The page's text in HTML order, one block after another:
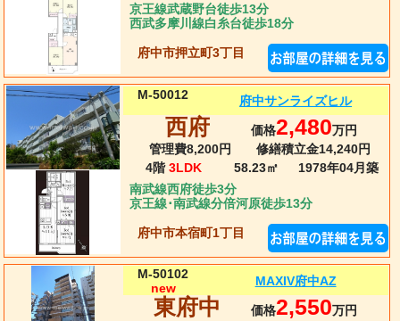
京王線武蔵野台徒歩13分
西武多摩川線白糸台徒歩18分
府中市押立町3丁目
M-50012 府中サンライズヒル
西府 価格2,480万円
管理費8,200円
修繕積立金14,240円
4階 3LDK 58.23㎡ 1978年04月 築
南武線西府徒歩3分
京王線･南武線分倍河原徒歩13分
府中市本宿町1丁目
M-50102
new
MAXIV府中AZ
東府中 価格2,550万円